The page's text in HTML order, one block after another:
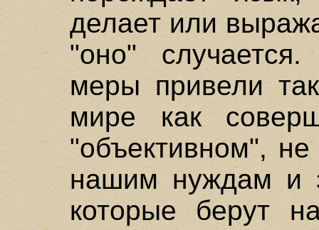
делает или
"оно"
меры привели
мире как
"объективном",
нашим нуждам и
которые берут